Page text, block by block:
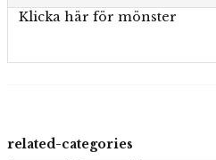
Klicka här för mönster
related-categories